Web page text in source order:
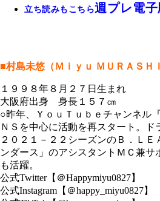
立ち読みもこちら週プレ電子
■村島未悠（Ｍｉｙｕ ＭＵＲＡＳＨ
１９９８年８月２７日生まれ
大阪府出身 身長１５７㎝
○昨年、ＹｏｕＴｕｂｅチャンネル
ＮＳを中心に活動を再スタート。ド
２０２１－２２シーズンのＢ．Ｌ
ンダース」のアシスタントＭＣ兼サ
も活躍。
公式Twitter【＠Happymiyu0827】
公式Instagram【＠happy_miyu0827】